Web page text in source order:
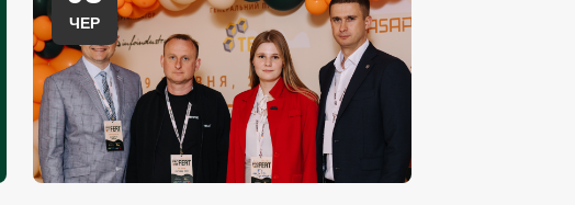
ЧЕР